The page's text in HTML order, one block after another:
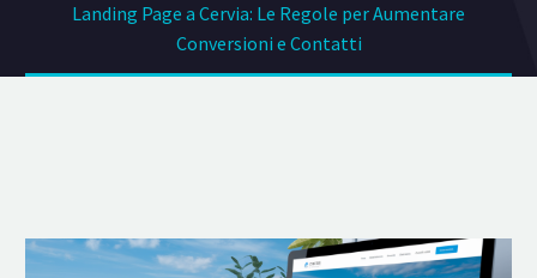
Landing Page a Cervia: Le Regole per Aumentare
Conversioni e Contatti